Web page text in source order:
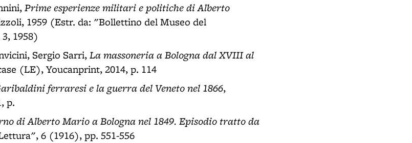
Prime esperienze militari e politiche di Alberto
1959 (Estr. da: "Bollettino del Museo del
1958)
Sergio Sarri,La massoneria a Bologna dal XVIII al
(LE), Youcanprint, 2014, p. 114
ferraresi e la guerra del Veneto nel 1866,
p.
di Alberto Mario a Bologna nel 1849. Episodio tratto da
6 (1916), pp. 551-556